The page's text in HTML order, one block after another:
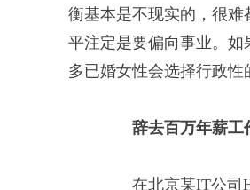
衡基本是不现实的，很
平注定是要偏向事业。
多已婚女性会选择行政性
辞去百万年薪工
在北京某IT公司